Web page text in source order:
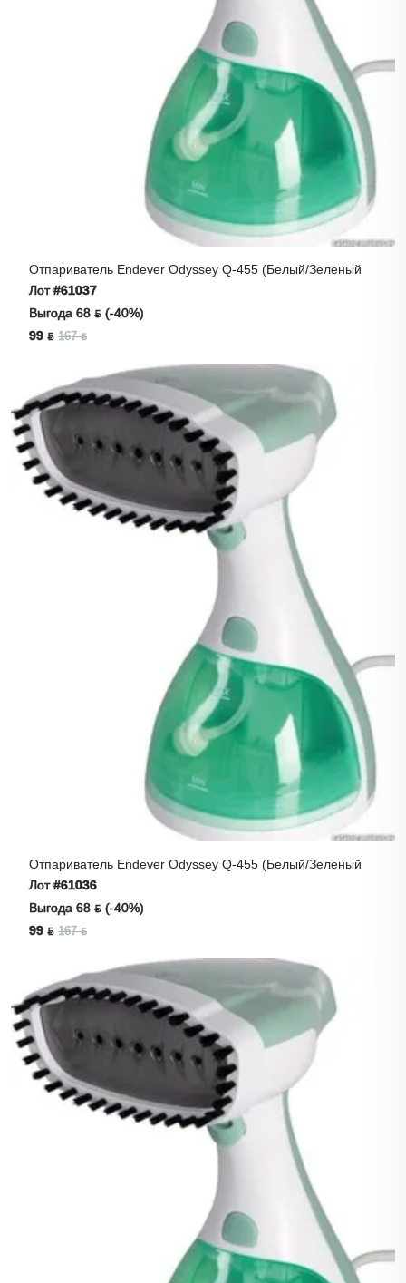
Отпариватель Endever Odyssey Q-455 (белый/зеленый
Лот#61037
Выгода 68 ƃ (-40%)
99 ƃ 167 ƃ
Отпариватель Endever Odyssey Q-455 (белый/зеленый
Лот#61036
Выгода 68 ƃ (-40%)
99 ƃ 167 ƃ